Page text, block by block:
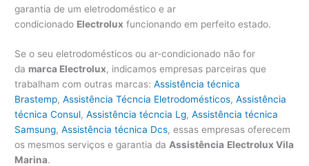
garantia de um eletrodoméstico e ar
condicionado Electrolux funcionando em perfeito estado.
Se o seu eletrodomésticos ou ar-condicionado não for
da marca Electrolux, indicamos empresas parceiras que
trabalham com outras marcas:Assistência técnica
Brastemp,Assistência Técncia Eletrodomésticos,Assistência
técnica Consul,Assistência técncia Lg,Assistência técnica
Samsung,Assistência técnica Dcs, essas empresas oferecem
os mesmos serviços e garantia daAssistência Electrolux Vila
Marina.